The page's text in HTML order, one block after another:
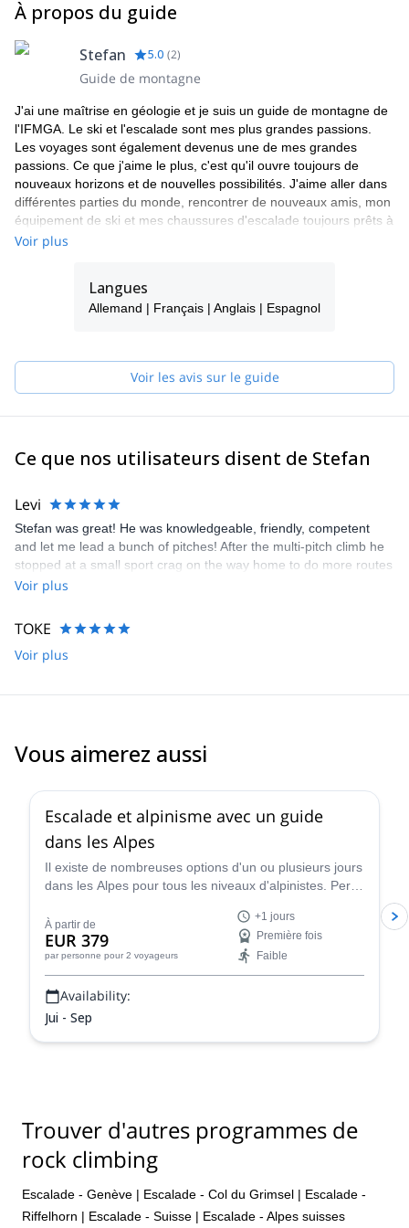
À propos du guide
Stefan 5.0 (2)
Guide de montagne
J'ai une maîtrise en géologie et je suis un guide de montagne de
l'IFMGA. Le ski et l'escalade sont mes plus grandes passions.
Les voyages sont également devenus une de mes grandes
passions. Ce que j'aime le plus, c'est qu'il ouvre toujours de
nouveaux horizons et de nouvelles possibilités. J'aime aller dans
différentes parties du monde, rencontrer de nouveaux amis, mon
équipement de ski et mes chaussures d'escalade toujours prêts à
partir.
plusieurs projets en attente en tête. En tête de liste : escalader la
Cordillera Real en Bolivie, aller au volcan Parinacota au Chili pour
faire du ski-alpinisme, et repartir en road trip à ski dans les
Les défis de ski et d'escalade ne s'arrêtent jamais ! Jetez un coup
d'œil à mes différents programmes. J'espère vous avoir bientôt
Voir plus
Langues
Allemand | Français | Anglais | Espagnol
Voir les avis sur le guide
Ce que nos utilisateurs disent de Stefan
Levi
Stefan was great! He was knowledgeable, friendly, competent
and let me lead a bunch of pitches! After the multi-pitch climb he
stopped at a small sport crag on the way home to do more routes
with me. Going the extra mile! I'd highly recommend.
Voir plus
TOKE
Voir plus
Vous aimerez aussi
Escalade et alpinisme avec un guide
dans les Alpes
Il existe de nombreuses options d'un ou plusieurs jours
dans les Alpes pour tous les niveaux d'alpinistes. Pere,
les spots parfaits pour vous.
À partir de
EUR 379
par personne pour 2 voyageurs
+1 jours
Première fois
Faible
Availability:
Jui - Sep
Trouver d'autres programmes de
rock climbing
Escalade - Genève | Escalade - Col du Grimsel | Escalade -
Riffelhorn | Escalade - Suisse | Escalade - Alpes suisses